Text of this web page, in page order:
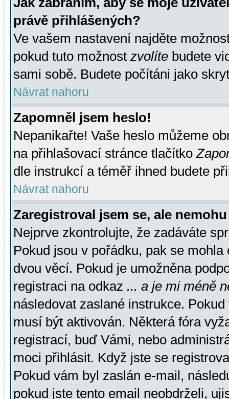
právě přihlášených?
Ve vašem nastavení najděte
pokud tuto možnost zvolíte budete
sami sobě. Budete počítáni jako
Návrat nahoru
Zapomněl jsem heslo!
Nepanikařte! Vaše heslo můžeme
na přihlašovací stránce tlačítko
dle instrukcí a téměř ihned budete
Návrat nahoru
Zaregistroval jsem se, ale
Nejprve zkontrolujte, že zadáváte
Pokud jsou v pořádku, pak se
dvou věcí. Pokud je umožněna
registraci na odkaz ... a je mi méně
následovat zaslané instrukce.
musí být aktivován. Některá fóra
registrací, buď Vámi, nebo
moci přihlásit. Když jste se
Pokud vám byl zaslán e-mail,
pokud jste tento email neobdrželi,